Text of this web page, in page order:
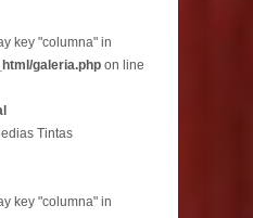
key "columna" in
galeria.php on line
Tintas
key "columna" in